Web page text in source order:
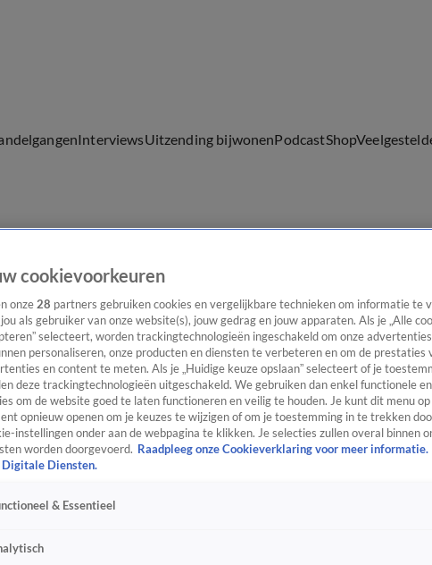
InterviewsUitzending bijwonenPodcastShop
cookievoorkeuren
onze28 partners gebruiken cookies en vergelijkbare technieken om informatie te
als gebruiker van onze website(s), jouw gedrag en jouw apparaten. Als je „Alle
selecteert, worden trackingtechnologieën ingeschakeld om onze
personaliseren, onze producten en diensten te verbeteren en om de prestaties
en content te meten. Als je „Huidige keuze opslaan” selecteert of je
deze trackingtechnologieën uitgeschakeld. We gebruiken dan enkel functionele
om de website goed te laten functioneren en veilig te houden. Je kunt dit menu
opnieuw openen om je keuzes te wijzigen of om je toestemming in te trekken
instellingen onder aan de webpagina te klikken. Je selecties zullen overal binnen
worden doorgevoerd. Raadpleeg onze Cookieverklaring voor meer informatie.
Digitale Diensten.
& Essentieel